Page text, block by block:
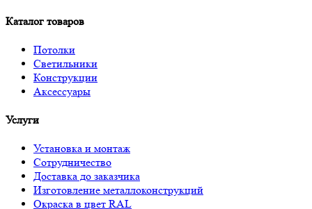
Каталог товаров
Потолки
Светильники
Конструкции
Аксессуары
Услуги
Установка и монтаж
Сотрудничество
Доставка до заказчика
Изготовление металлоконструкций
Окраска в цвет RAL